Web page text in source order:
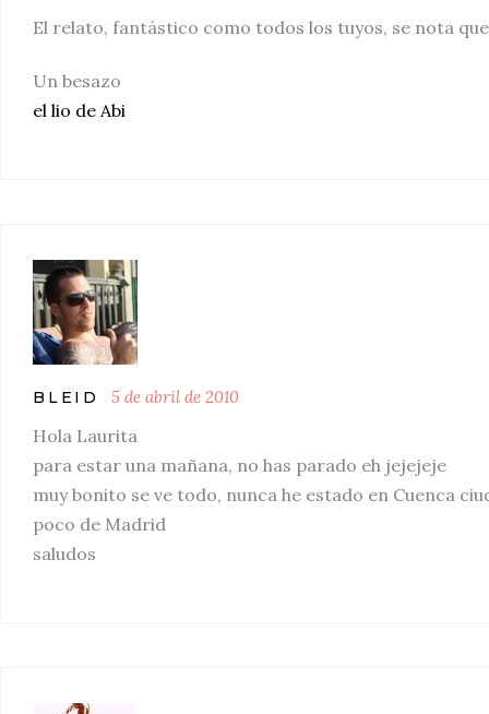
El relato, fantástico como todos los tuyos, se nota
Un besazo
el lio de Abi
BLEID 5 de abril de 2010
Hola Laurita
para estar una mañana, no has parado eh jejejeje
muy bonito se ve todo, nunca he estado en Cuenca
poco de Madrid
saludos